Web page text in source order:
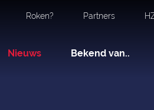
Roken? Partners
Nieuws Bekend van..